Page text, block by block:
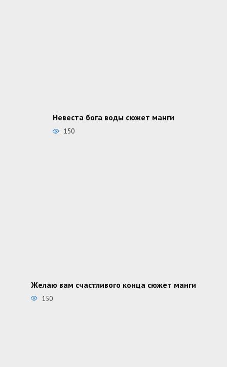
Невеста бога воды сюжет манги
150
Желаю вам счастливого конца сюжет манги
150